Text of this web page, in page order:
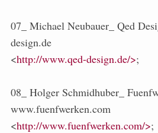
07_ Michael Neubauer_ Qed
design.de
<http://www.qed-design.de/>;
08_ Holger Schmidhuber_
www.fuenfwerken.com
<http://www.fuenfwerken.com/>;